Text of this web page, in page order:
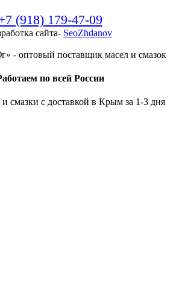
(918) 179-47-09
сайта- SeoZhdanov
- оптовый поставщик масел и смазок
по всей России
смазки с доставкой в Крым за 1-3 дня